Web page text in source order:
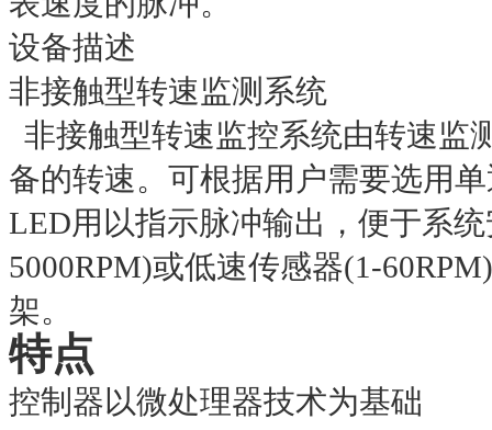
设备描述
非接触型转速监测系统
非接触型转速监控系统由转速监
备的转速。可根据用户需要选用
LED用以指示脉冲输出，便于系
5000RPM)或低速传感器(1-60RPM)
架。
特点
控制器以微处理器技术为基础